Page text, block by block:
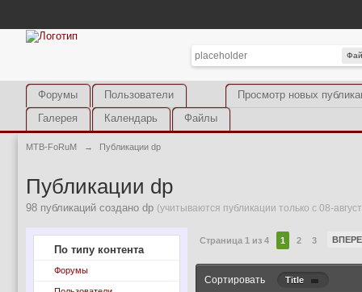
Просмотр новых
Форумы
Пользователи
Галерея
Календарь Файлы
MTB-FoRuM → Публикации dp
Публикации dp
98 публикаций создано dp (учитываются публикации только с 08-
По типу контента
Форумы
Страница 1 из 4 1 2 3
Сортировать Title